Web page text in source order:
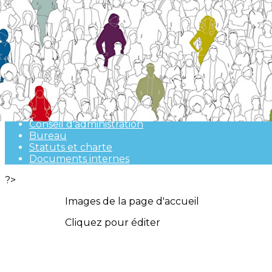
Exporter les lignes sélectionnées
Exporter toutes les colonnes
Exporter uniquement les colonnes affichées
Menu
<
>
Présentation de l'association
Conseil d'administration
Bureau
Statuts et charte
Documents internes
?>
Images de la page d'accueil
Cliquez pour éditer